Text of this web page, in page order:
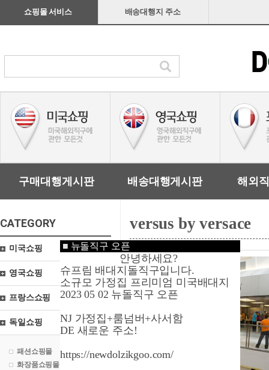
■ 뉴돌직구 오픈
안녕하세요?
슈프림 배대지돌직구입니다.
소규모 가정집 프리미엄 미국배대지
2023 05 02 뉴돌직구 오픈
NJ 가정집+룸넘버+사서함
DE 새로운 주소!
https://newdolzikgoo.com/
쇼핑몰 서비스 배송대행지 주소
구매대행게시판 배송대행게시판 해외
CATEGORY
미국쇼핑
영국쇼핑
프랑스쇼핑
독일쇼핑
패션쇼핑몰
화장품쇼핑몰
versus by versace